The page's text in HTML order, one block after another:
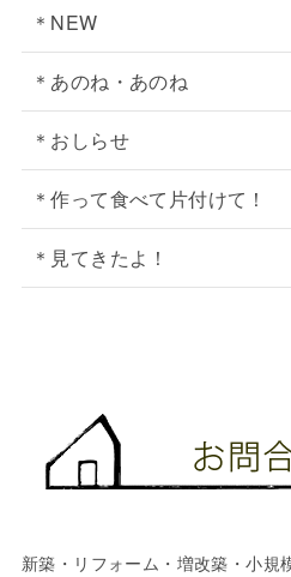
＊NEW
＊あのね・あのね
＊おしらせ
＊作って食べて片付けて！
＊見てきたよ！
新築・リフォーム・増改築・小規